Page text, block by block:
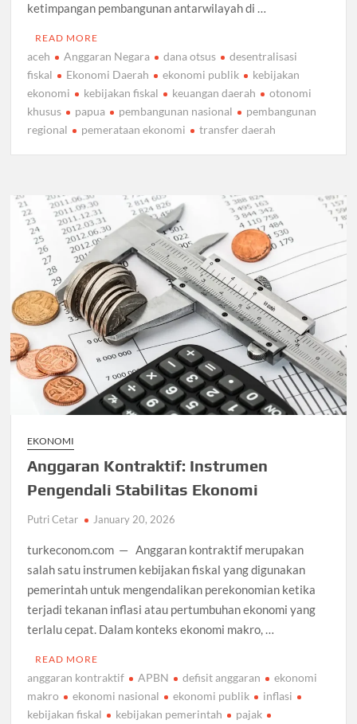
ketimpangan pembangunan antarwilayah di …
READ MORE
aceh Anggaran Negara dana otsus
desentralisasi
fiskal
Ekonomi Daerah ekonomi publik
kebijakan
ekonomi
kebijakan fiskal keuangan daerah
otonomi
khusus
papua pembangunan nasional
pembangunan
regional
pemerataan ekonomi transfer daerah
EKONOMI
Anggaran Kontraktif: Instrumen
Pengendali Stabilitas Ekonomi
Putri Cetar January 20, 2026
turkeconom.com — Anggaran kontraktif merupakan
salah satu instrumen kebijakan fiskal yang digunakan
pemerintah untuk mengendalikan perekonomian ketika
terjadi tekanan inflasi atau pertumbuhan ekonomi yang
terlalu cepat. Dalam konteks ekonomi makro, …
READ MORE
anggaran kontraktif APBN defisit anggaran
ekonomi
makro
ekonomi nasional ekonomi publik
inflasi
kebijakan fiskal
kebijakan pemerintah
pajak